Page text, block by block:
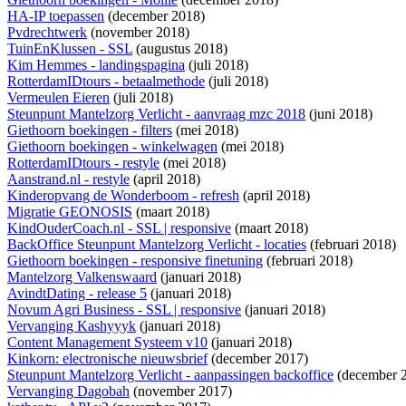
HA-IP toepassen (december 2018)
Pvdrechtwerk (november 2018)
TuinEnKlussen - SSL (augustus 2018)
Kim Hemmes - landingspagina (juli 2018)
RotterdamIDtours - betaalmethode (juli 2018)
Vermeulen Eieren (juli 2018)
Steunpunt Mantelzorg Verlicht - aanvraag mzc 2018 (juni 2018)
Giethoorn boekingen - filters (mei 2018)
Giethoorn boekingen - winkelwagen (mei 2018)
RotterdamIDtours - restyle (mei 2018)
Aanstrand.nl - restyle (april 2018)
Kinderopvang de Wonderboom - refresh (april 2018)
Migratie GEONOSIS (maart 2018)
KindOuderCoach.nl - SSL | responsive (maart 2018)
BackOffice Steunpunt Mantelzorg Verlicht - locaties (februari 2018)
Giethoorn boekingen - responsive finetuning (februari 2018)
Mantelzorg Valkenswaard (januari 2018)
AvindtDating - release 5 (januari 2018)
Novum Agri Business - SSL | responsive (januari 2018)
Vervanging Kashyyyk (januari 2018)
Content Management Systeem v10 (januari 2018)
Kinkorn: electronische nieuwsbrief(december 2017)
Steunpunt Mantelzorg Verlicht - aanpassingen backoffice (december
Vervanging Dagobah (november 2017)